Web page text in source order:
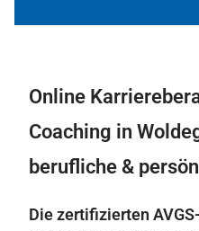
Online
Coaching in
berufliche &
Die zertifizierten